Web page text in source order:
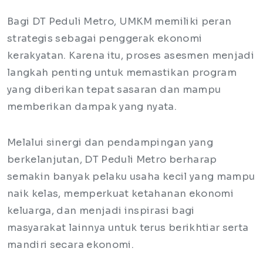
Bagi DT Peduli Metro, UMKM memiliki peran
strategis sebagai penggerak ekonomi
kerakyatan. Karena itu, proses asesmen menjadi
langkah penting untuk memastikan program
yang diberikan tepat sasaran dan mampu
memberikan dampak yang nyata.
Melalui sinergi dan pendampingan yang
berkelanjutan, DT Peduli Metro berharap
semakin banyak pelaku usaha kecil yang mampu
naik kelas, memperkuat ketahanan ekonomi
keluarga, dan menjadi inspirasi bagi
masyarakat lainnya untuk terus berikhtiar serta
mandiri secara ekonomi.